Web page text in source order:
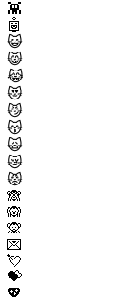
👾
🤖
😺
😸
😹
😻
😼
😽
🙀
😿
😾
🙈
🙉
🙊
💌
💘
💝
💖